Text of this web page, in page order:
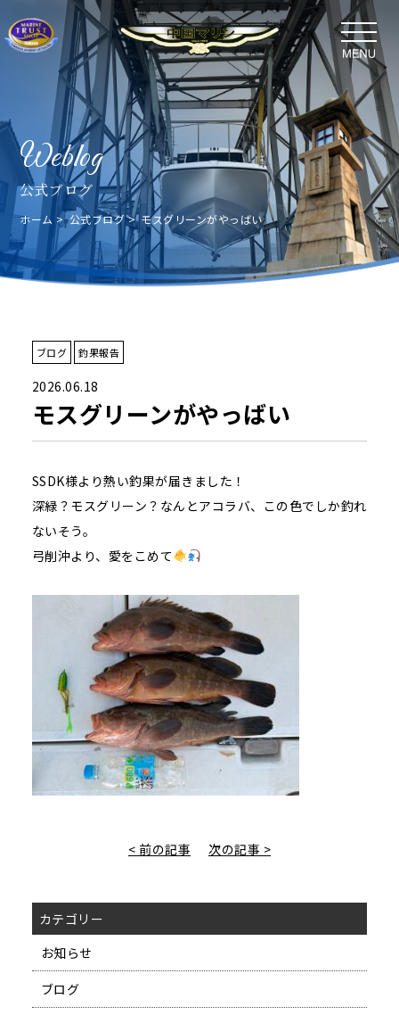
公式ブログ
Weblog
ホーム 公式ブログ モスグリーンがやっばい
ブログ 釣果報告
2026.06.18
モスグリーンがやっばい
SSDK様より熱い釣果が届きました！
深緑？モスグリーン？なんとアコラバ、この色でしか釣れ
ないそう。
弓削沖より、愛をこめて
< 前の記事 次の記事 >
カテゴリー
お知らせ
ブログ